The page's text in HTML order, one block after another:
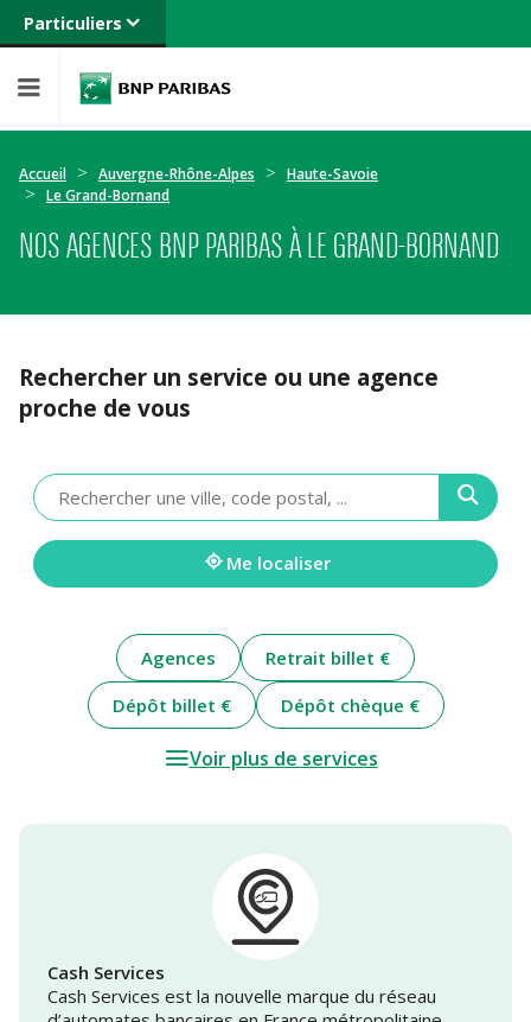
Particuliers
Banque privée
Entreprises
Accueil Auvergne-Rhône-Alpes
Haute-Savoie
Le Grand-Bornand
NOS AGENCES BNP PARIBAS À LE GRAND-BORNAND
Rechercher un service ou une agence
proche de vous
Veuillez
renseigner
une
adresse
Me localiser
Agences
Retrait billet €
Dépôt billet €
Dépôt chèque €
Voir plus de services
Cash Services
Cash Services est la nouvelle marque du réseau